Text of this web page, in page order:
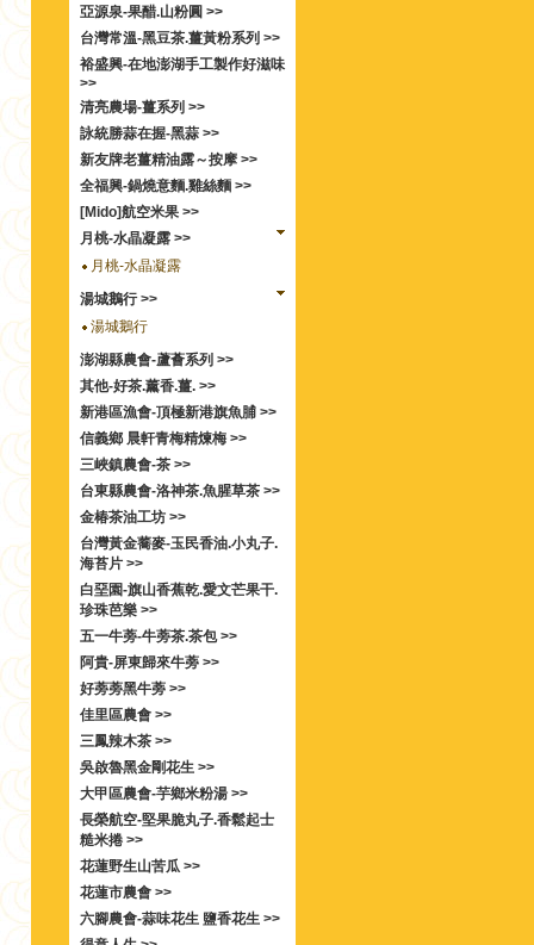
亞源泉-果醋.山粉圓 >>
台灣常溫-黑豆茶.薑黃粉系列 >>
裕盛興-在地澎湖手工製作好滋味
>>
清亮農場-薑系列 >>
詠統勝蒜在握-黑蒜 >>
新友牌老薑精油露～按摩 >>
全福興-鍋燒意麵.雞絲麵 >>
[Mido]航空米果 >>
月桃-水晶凝露 >>
月桃-水晶凝露
湯城鵝行 >>
湯城鵝行
澎湖縣農會-蘆薈系列 >>
其他-好茶.薰香.薑. >>
新港區漁會-頂極新港旗魚脯 >>
信義鄉 晨軒青梅精煉梅 >>
三峽鎮農會-茶 >>
台東縣農會-洛神茶.魚腥草茶 >>
金椿茶油工坊 >>
台灣黃金蕎麥-玉民香油.小丸子.
海苔片 >>
白堊園-旗山香蕉乾.愛文芒果干.
珍珠芭樂 >>
五一牛蒡-牛蒡茶.茶包 >>
阿貴-屏東歸來牛蒡 >>
好蒡蒡黑牛蒡 >>
佳里區農會 >>
三鳳辣木茶 >>
吳啟魯黑金剛花生 >>
大甲區農會-芋鄉米粉湯 >>
長榮航空-堅果脆丸子.香鬆起士
糙米捲 >>
花蓮野生山苦瓜 >>
花蓮市農會 >>
六腳農會-蒜味花生 鹽香花生 >>